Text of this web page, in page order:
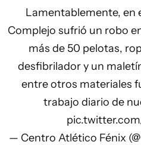
Lamentablemente, en
Complejo sufrió un robo
más de 50 pelotas,
desfibrilador y un
entre otros materiales
trabajo diario de
— Centro Atlético Fénix